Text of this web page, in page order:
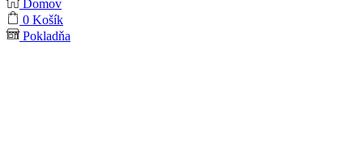
Domov
0 Košík
Pokladňa